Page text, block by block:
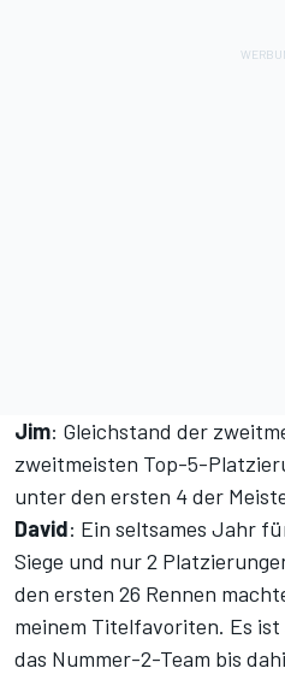
Jim: Gleichstand der
zweitmeisten Top-5-
unter den ersten 4 der
David: Ein seltsames Jahr
Siege und nur 2
den ersten 26 Rennen
meinem Titelfavoriten. Es ist
das Nummer-2-Team bis